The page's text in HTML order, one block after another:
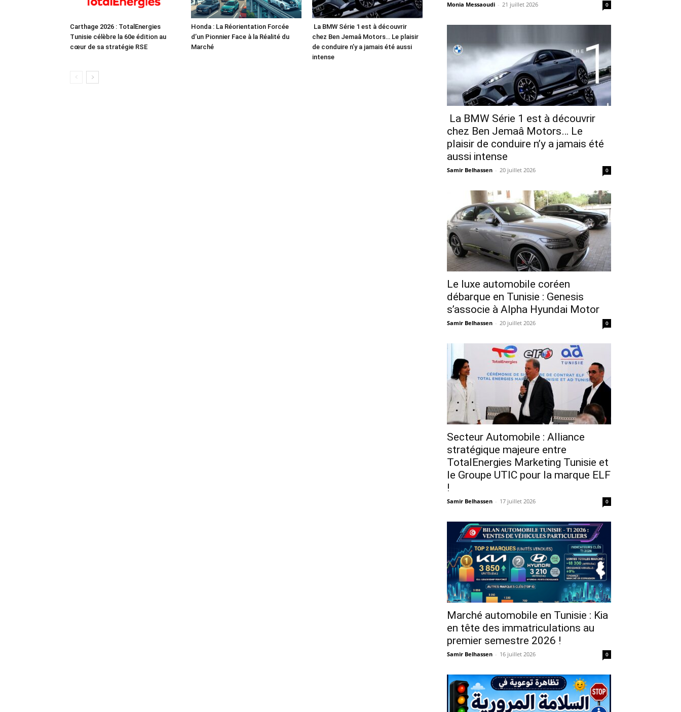
Carthage 2026 : TotalEnergies
Tunisie célèbre la 60e édition au
cœur de sa stratégie RSE
Honda : La Réorientation Forcée
d’un Pionnier Face à la Réalité du
Marché
La BMW Série 1 est à découvrir
chez Ben Jemaâ Motors… Le plaisir
de conduire n’y a jamais été aussi
intense
Monia Messaoudi - 21 juillet 2026 0
La BMW Série 1 est à découvrir
chez Ben Jemaâ Motors… Le
plaisir de conduire n’y a jamais été
aussi intense
Samir Belhassen - 20 juillet 2026 0
Le luxe automobile coréen
débarque en Tunisie : Genesis
s’associe à Alpha Hyundai Motor
Samir Belhassen - 20 juillet 2026 0
Secteur Automobile : Alliance
stratégique majeure entre
TotalEnergies Marketing Tunisie et
le Groupe UTIC pour la marque ELF
!
Samir Belhassen - 17 juillet 2026 0
Marché automobile en Tunisie : Kia
en tête des immatriculations au
premier semestre 2026 !
Samir Belhassen - 16 juillet 2026 0